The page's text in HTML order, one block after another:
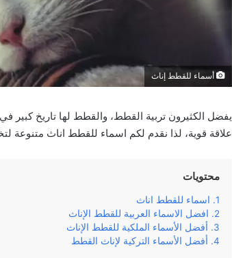
أسماء للقطط إناث
يفضل الكثيرون تربية القطط، والقطط لها تاريخ كبير
علاقة قوية، لذا نقدم لكم اسماء للقطط اناث متنوعة
محتويات
اسماء للقطط اناث
افضل الاسماء العربية للقطط الإناث
أفضل الأسماء الملكية للقطط الإناث
أفضل الأسماء التركية لإناث القطط